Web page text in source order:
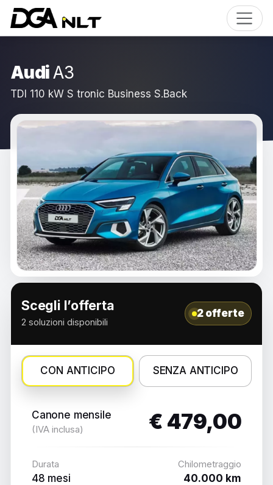
AudiA3
TDI 110 kW S tronic Business S.Back
Scegli l’offerta
2 soluzioni disponibili
2 offerte
CON ANTICIPO SENZA ANTICIPO
Canone mensile
(IVA inclusa) € 479,00
Durata
48 mesi
Chilometraggio
40.000 km